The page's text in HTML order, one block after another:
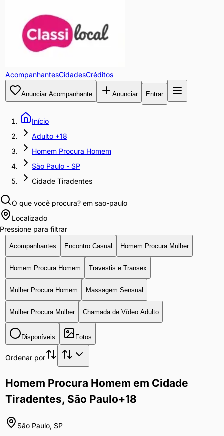
AcompanhantesCidadesCréditos
Anunciar Acompanhante Anunciar Entrar
Início
Adulto +18
Homem Procura Homem
São Paulo - SP
Cidade Tiradentes
O que você procura? em sao-paulo
Localizado
Pressione para filtrar
Acompanhantes Encontro Casual Homem Procura Mulher
Homem Procura Homem Travestis e Transex
Mulher Procura Homem Massagem Sensual
Mulher Procura Mulher Chamada de Vídeo Adulto
Disponíveis Fotos
Ordenar por
Homem Procura Homem em Cidade
Tiradentes, São Paulo+18
São Paulo, SP